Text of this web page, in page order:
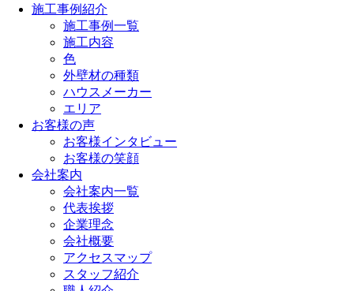
施工事例紹介
施工事例一覧
施工内容
色
外壁材の種類
ハウスメーカー
エリア
お客様の声
お客様インタビュー
お客様の笑顔
会社案内
会社案内一覧
代表挨拶
企業理念
会社概要
アクセスマップ
スタッフ紹介